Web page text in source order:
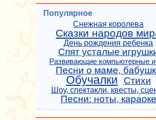
Популярное
Снежная королева
Сказки народов
День рождения ребенка
Спят усталые
Развивающие компьютерные
Песни о маме,
Обучалки Стихи
Шоу, спектакли, квесты,
Песни: ноты, караоке